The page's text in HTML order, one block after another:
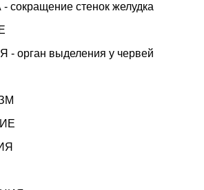
стенок желудка
выделения у червей